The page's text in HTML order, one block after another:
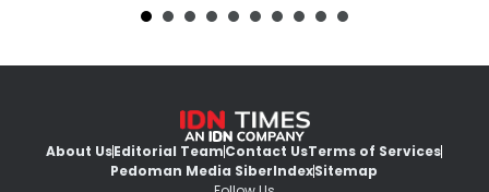
About UsEditorial TeamContact UsTerms of Services
Pedoman Media SiberIndexSitemap